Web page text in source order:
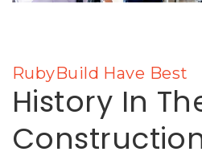
RubyBuild Have Best
History In